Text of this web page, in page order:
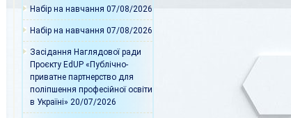
Набір на навчання 07/08/2026
Набір на навчання 07/08/2026
Засідання Наглядової ради
Проєкту EdUP «Публічно-
приватне партнерство для
поліпшення професійної освіти
в Україні» 20/07/2026